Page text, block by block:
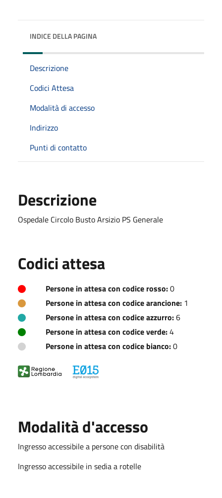
INDICE DELLA PAGINA
Descrizione
Codici Attesa
Modalità di accesso
Indirizzo
Punti di contatto
Descrizione
Ospedale Circolo Busto Arsizio PS Generale
Codici attesa
Persone in attesa con codice rosso:0
Persone in attesa con codice arancione: 1
Persone in attesa con codice azzurro:6
Persone in attesa con codice verde:4
Persone in attesa con codice bianco:0
Modalità d'accesso
Ingresso accessibile a persone con disabilità
Ingresso accessibile in sedia a rotelle